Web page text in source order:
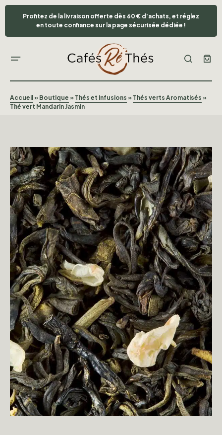
Profitez de la livraison offerte dès 60 € d'achats, et réglez
en toute confiance sur la page sécurisée dédiée !
Accueil » Boutique » Thés et Infusions » Thés verts Aromatisés »
Thé vert Mandarin Jasmin